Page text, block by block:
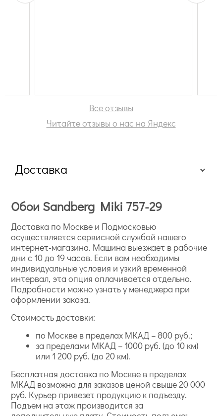
Все отзывы
Читайте отзывы о нас на Яндекс
Доставка
Обои Sandberg Miki 757-29
Доставка по Москве и Подмосковью
осуществляется сервисной службой нашего
интернет-магазина. Машина выезжает в рабочие
дни с 10 до 19 часов. Если вам необходимы
индивидуальные условия и узкий временной
интервал, эта опция оплачивается отдельно.
Подробности можно узнать у менеджера при
оформлении заказа.
Стоимость доставки:
по Москве в пределах МКАД – 800 руб.;
за пределами МКАД – 1000 руб. (до 10 км)
или 1 200 руб. (до 20 км).
Бесплатная доставка по Москве в пределах
МКАД возможна для заказов ценой свыше 20 000
руб. Курьер привезет продукцию к подъезду.
Подъем на этаж производится за